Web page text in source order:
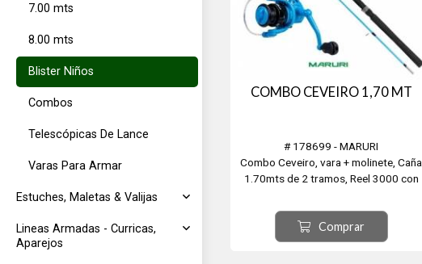
7.00 mts
8.00 mts
Blister Niños
Combos
Telescópicas De Lance
Varas Para Armar
Estuches, Maletas & Valijas
Lineas Armadas - Curricas,
Aparejos
COMBO CEVEIRO 1,70 MT
# 178699 - MARURI
Combo Ceveiro, vara + molinete, Caña
1.70mts de 2 tramos, Reel 3000 con
Comprar